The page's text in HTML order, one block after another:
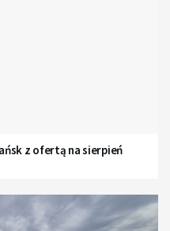
z ofertą na sierpień